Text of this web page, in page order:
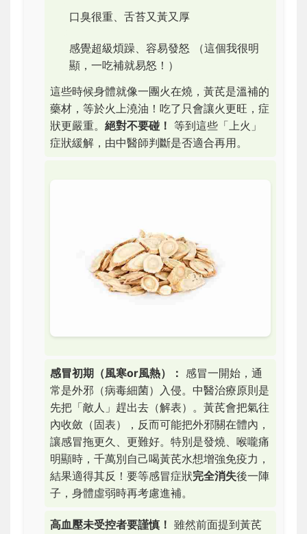
口臭很重、舌苔又黃又厚
感覺超級煩躁、容易發怒
（這個我很明
顯，一吃補就易怒！）
這些時候身體就像一團火在燒，黃芪是溫補的
藥材，等於火上澆油！吃了只會讓火更旺，症
狀更嚴重。 絕對不要碰！ 等到這些「上火」
症狀緩解，由中醫師判斷是否適合再用。
感冒初期（風寒or風熱）： 感冒一開始，通
常是外邪（病毒細菌）入侵。中醫治療原則是
先把「敵人」趕出去（解表）。黃芪會把氣往
內收斂（固表），反而可能把外邪關在體內，
讓感冒拖更久、更難好。特別是發燒、喉嚨痛
明顯時，千萬別自己喝黃芪水想增強免疫力，
結果適得其反！要等感冒症狀完全消失後一陣
子，身體虛弱時再考慮進補。
高血壓未受控者要謹慎！ 雖然前面提到黃芪